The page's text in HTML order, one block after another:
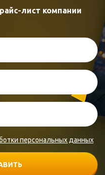
лист компании
персональных данных